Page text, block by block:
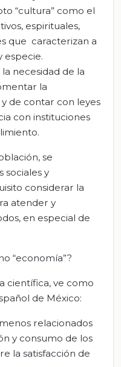
“cultura” como el
espirituales,
que caracterizan a
especie.
necesidad de la
la
de contar con leyes
con instituciones
se
sociales y
considerar la
atender y
en especial de
“economía”?
científica, ve como
de México:
relacionados
y consumo de los
la satisfacción de